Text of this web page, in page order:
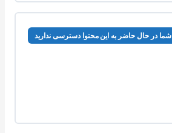
شما در حال حاضر به این محتوا دسترسی ندارید